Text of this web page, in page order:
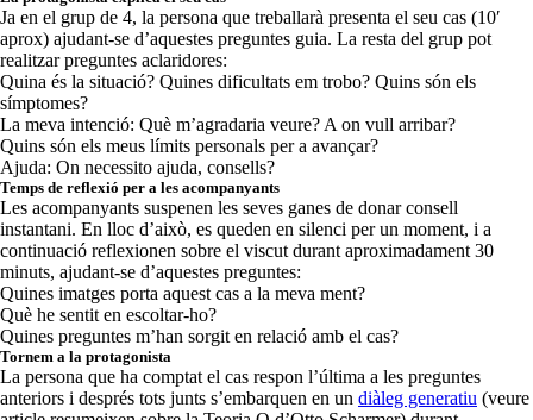
Ja en el grup de 4, la persona que treballarà presenta el seu cas (10′
aprox) ajudant-se d’aquestes preguntes guia. La resta del grup pot
realitzar preguntes aclaridores:
Quina és la situació? Quines dificultats em trobo? Quins són els
símptomes?
La meva intenció: Què m’agradaria veure? A on vull arribar?
Quins són els meus límits personals per a avançar?
Ajuda: On necessito ajuda, consells?
Temps de reflexió per a les acompanyants
Les acompanyants suspenen les seves ganes de donar consell
instantani. En lloc d’això, es queden en silenci per un moment, i a
continuació reflexionen sobre el viscut durant aproximadament 30
minuts, ajudant-se d’aquestes preguntes:
Quines imatges porta aquest cas a la meva ment?
Què he sentit en escoltar-ho?
Quines preguntes m’han sorgit en relació amb el cas?
Tornem a la protagonista
La persona que ha comptat el cas respon l’última a les preguntes
anteriors i després tots junts s’embarquen en un diàleg generatiu (veure